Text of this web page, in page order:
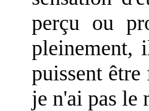
perçu ou
pleinement,
puissent
je n'ai pas le